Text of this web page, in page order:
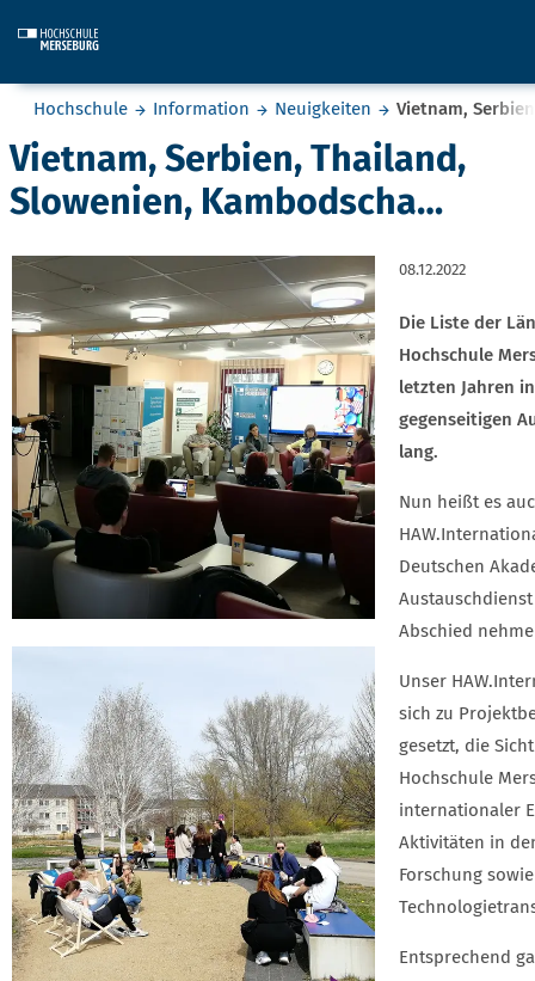
Sie befinden sich hier:
Hochschule Information Neuigkeiten Vietnam,
Vietnam, Serbien, Thailand,
Slowenien, Kambodscha…
08.12.2022
Die Liste der
Hochschule
letzten Jahren
gegenseitigen
lang.
Nun heißt es
Deutschen
Abschied
Unser
sich zu
gesetzt, die
Hochschule
internationaler
Aktivitäten in
Forschung
Entsprechend